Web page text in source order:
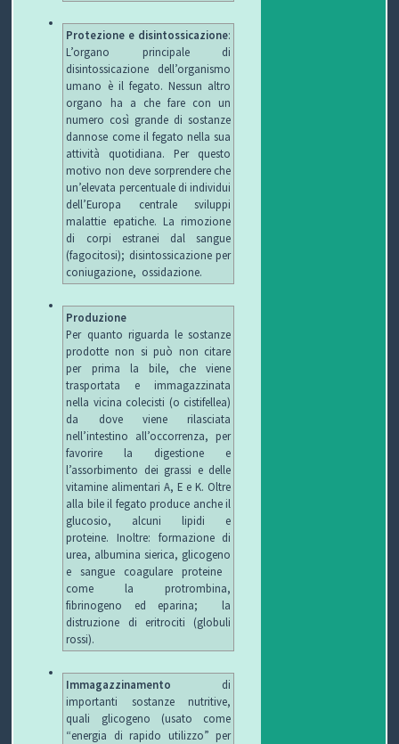
Protezione e disintossicazione:
L’organo principale di
disintossicazione dell’organismo
umano è il fegato. Nessun altro
organo ha a che fare con un
numero così grande di sostanze
dannose come il fegato nella sua
attività quotidiana. Per questo
motivo non deve sorprendere che
un’elevata percentuale di individui
dell’Europa centrale sviluppi
malattie epatiche. La rimozione
di corpi estranei dal sangue
(fagocitosi); disintossicazione per
coniugazione, ossidazione.
Produzione
Per quanto riguarda le sostanze
prodotte non si può non citare
per prima la bile, che viene
trasportata e immagazzinata
nella vicina colecisti (o cistifellea)
da dove viene rilasciata
nell’intestino all’occorrenza, per
favorire la digestione e
l’assorbimento dei grassi e delle
vitamine alimentari A, E e K. Oltre
alla bile il fegato produce anche il
glucosio, alcuni lipidi e
proteine. Inoltre: formazione di
urea, albumina sierica, glicogeno
e sangue coagulare proteine ​​
come la protrombina,
fibrinogeno ed eparina; la
distruzione di eritrociti (globuli
rossi).
Immagazzinamento di
importanti sostanze nutritive,
quali glicogeno (usato come
“energia di rapido utilizzo” per